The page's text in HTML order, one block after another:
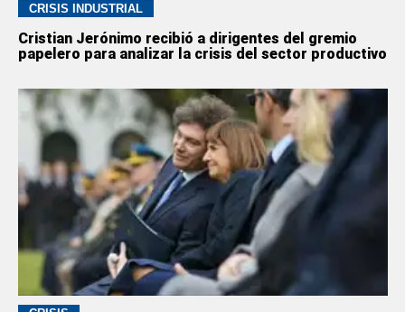
CRISIS INDUSTRIAL
Cristian Jerónimo recibió a dirigentes del gremio
papelero para analizar la crisis del sector productivo